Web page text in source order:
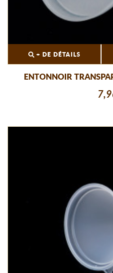
+ DE DÉTAILS
ENTONNOIR